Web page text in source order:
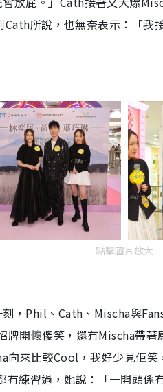
所說，也無奈表示：「
點擊圖片放大
，Phil、Cath、Mischa與
牌開懷傻笑，還有Mischa帶
向來比較Cool，我好少見佢
有練習過，她說：「一開頭